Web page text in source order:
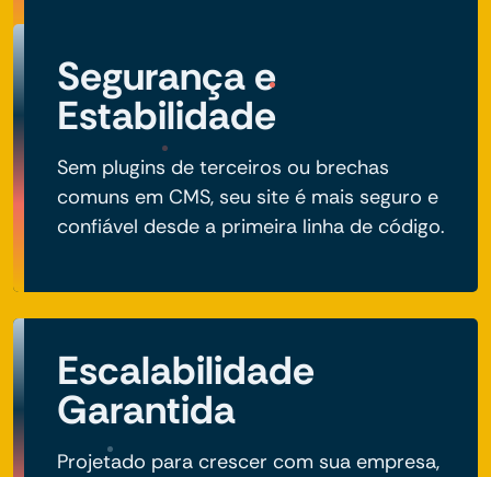
Segurança e
Estabilidade
Sem plugins de terceiros ou brechas
comuns em CMS, seu site é mais seguro e
confiável desde a primeira linha de código.
Escalabilidade
Garantida
Projetado para crescer com sua empresa,